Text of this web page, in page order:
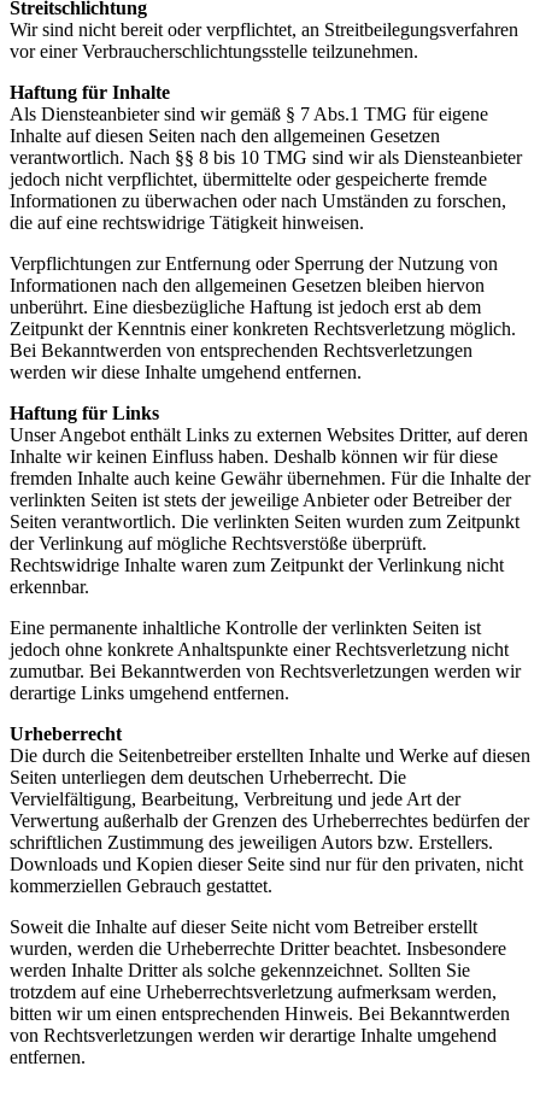
Streitschlichtung
Wir sind nicht bereit oder verpflichtet, an Streitbeilegungsverfahren
vor einer Verbraucherschlichtungsstelle teilzunehmen.
Haftung für Inhalte
Als Diensteanbieter sind wir gemäß § 7 Abs.1 TMG für eigene
Inhalte auf diesen Seiten nach den allgemeinen Gesetzen
verantwortlich. Nach §§ 8 bis 10 TMG sind wir als Diensteanbieter
jedoch nicht verpflichtet, übermittelte oder gespeicherte fremde
Informationen zu überwachen oder nach Umständen zu forschen,
die auf eine rechtswidrige Tätigkeit hinweisen.
Verpflichtungen zur Entfernung oder Sperrung der Nutzung von
Informationen nach den allgemeinen Gesetzen bleiben hiervon
unberührt. Eine diesbezügliche Haftung ist jedoch erst ab dem
Zeitpunkt der Kenntnis einer konkreten Rechtsverletzung möglich.
Bei Bekanntwerden von entsprechenden Rechtsverletzungen
werden wir diese Inhalte umgehend entfernen.
Haftung für Links
Unser Angebot enthält Links zu externen Websites Dritter, auf deren
Inhalte wir keinen Einfluss haben. Deshalb können wir für diese
fremden Inhalte auch keine Gewähr übernehmen. Für die Inhalte der
verlinkten Seiten ist stets der jeweilige Anbieter oder Betreiber der
Seiten verantwortlich. Die verlinkten Seiten wurden zum Zeitpunkt
der Verlinkung auf mögliche Rechtsverstöße überprüft.
Rechtswidrige Inhalte waren zum Zeitpunkt der Verlinkung nicht
erkennbar.
Eine permanente inhaltliche Kontrolle der verlinkten Seiten ist
jedoch ohne konkrete Anhaltspunkte einer Rechtsverletzung nicht
zumutbar. Bei Bekanntwerden von Rechtsverletzungen werden wir
derartige Links umgehend entfernen.
Urheberrecht
Die durch die Seitenbetreiber erstellten Inhalte und Werke auf diesen
Seiten unterliegen dem deutschen Urheberrecht. Die
Vervielfältigung, Bearbeitung, Verbreitung und jede Art der
Verwertung außerhalb der Grenzen des Urheberrechtes bedürfen der
schriftlichen Zustimmung des jeweiligen Autors bzw. Erstellers.
Downloads und Kopien dieser Seite sind nur für den privaten, nicht
kommerziellen Gebrauch gestattet.
Soweit die Inhalte auf dieser Seite nicht vom Betreiber erstellt
wurden, werden die Urheberrechte Dritter beachtet. Insbesondere
werden Inhalte Dritter als solche gekennzeichnet. Sollten Sie
trotzdem auf eine Urheberrechtsverletzung aufmerksam werden,
bitten wir um einen entsprechenden Hinweis. Bei Bekanntwerden
von Rechtsverletzungen werden wir derartige Inhalte umgehend
entfernen.